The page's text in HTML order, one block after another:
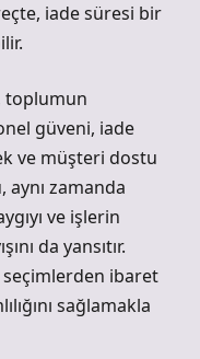
iade süresi bir
toplumun
güveni, iade
ve müşteri dostu
aynı zamanda
ve işlerin
da yansıtır.
seçimlerden ibaret
sağlamakla